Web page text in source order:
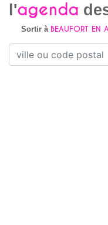
l'agenda
Sortir à BEAUFORT EN